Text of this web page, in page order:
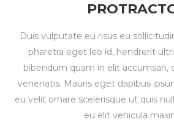
Duis vulputate eu risus eu
pharetra eget leo id, hendrerit
bibendum quam in elit accumsan,
venenatis. Mauris eget dapibus
eu velit ornare scelerisque ut quis
eu elit vehicula